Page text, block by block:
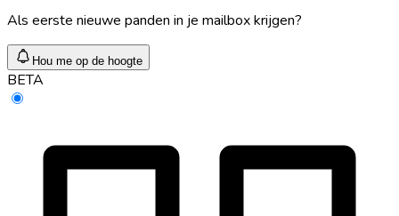
Als eerste nieuwe panden in je mailbox krijgen?
Hou me op de hoogte
BETA